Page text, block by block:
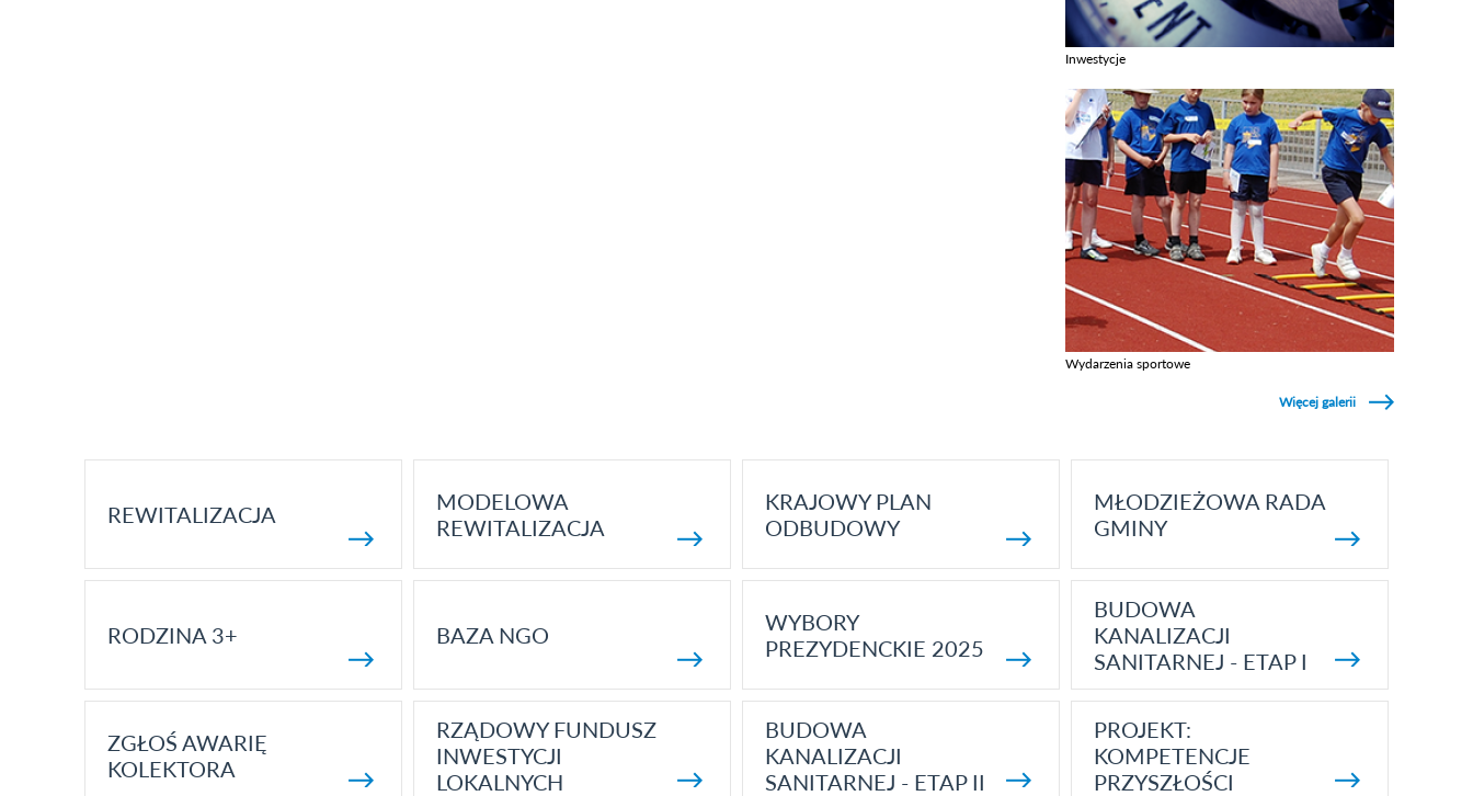
Inwestycje
Wydarzenia sportowe
Więcej galerii
REWITALIZACJA
MODELOWA
REWITALIZACJA
KRAJOWY PLAN
ODBUDOWY
MŁODZIEŻOWA RADA
GMINY
RODZINA 3+ BAZA NGO
WYBORY
PREZYDENCKIE 2025
BUDOWA
KANALIZACJI
SANITARNEJ - ETAP I
ZGŁOŚ AWARIĘ
KOLEKTORA
RZĄDOWY FUNDUSZ
INWESTYCJI
LOKALNYCH
BUDOWA
KANALIZACJI
SANITARNEJ - ETAP II
PROJEKT:
KOMPETENCJE
PRZYSZŁOŚCI